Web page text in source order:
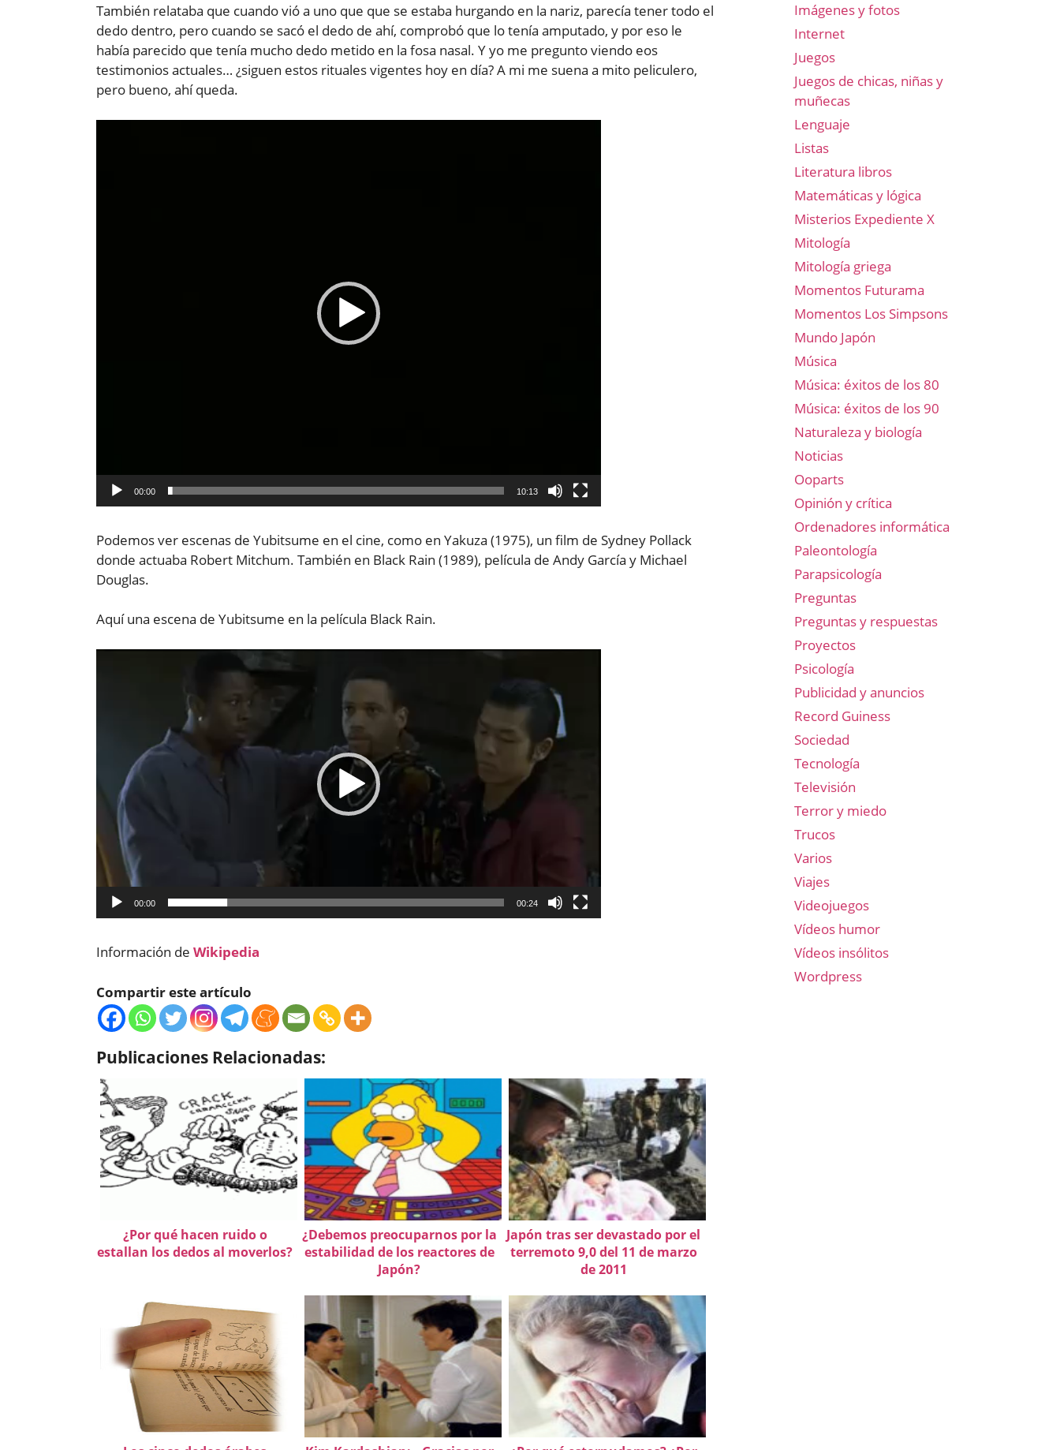
También relataba que cuando vió a uno que que se estaba hurgando en la nariz, parecía tener todo el
dedo dentro, pero cuando se sacó el dedo de ahí, comprobó que lo tenía amputado, y por eso le
había parecido que tenía mucho dedo metido en la fosa nasal. Y yo me pregunto viendo eos
testimonios actuales… ¿siguen estos rituales vigentes hoy en día? A mi me suena a mito peliculero,
pero bueno, ahí queda.
00:00 10:13
Podemos ver escenas de Yubitsume en el cine, como en Yakuza (1975), un film de Sydney Pollack
donde actuaba Robert Mitchum. También en Black Rain (1989), película de Andy García y Michael
Douglas.
Aquí una escena de Yubitsume en la película Black Rain.
00:00 00:24
Información de Wikipedia
Compartir este artículo
Publicaciones Relacionadas:
¿Por qué hacen ruido o
estallan los dedos al moverlos?
¿Debemos preocuparnos por la
estabilidad de los reactores de
Japón?
Japón tras ser devastado por el
terremoto 9,0 del 11 de marzo
de 2011
Imágenes y fotos
Internet
Juegos
Juegos de chicas, niñas y
muñecas
Lenguaje
Listas
Literatura libros
Matemáticas y lógica
Misterios Expediente X
Mitología
Mitología griega
Momentos Futurama
Momentos Los Simpsons
Mundo Japón
Música
Música: éxitos de los 80
Música: éxitos de los 90
Naturaleza y biología
Noticias
Ooparts
Opinión y crítica
Ordenadores informática
Paleontología
Parapsicología
Preguntas
Preguntas y respuestas
Proyectos
Psicología
Publicidad y anuncios
Record Guiness
Sociedad
Tecnología
Televisión
Terror y miedo
Trucos
Varios
Viajes
Videojuegos
Vídeos humor
Vídeos insólitos
Wordpress